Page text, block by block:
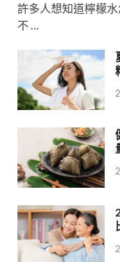
許多人想知道檸檬
不 …